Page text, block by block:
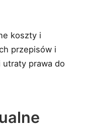
koszty i
przepisów i
prawa do